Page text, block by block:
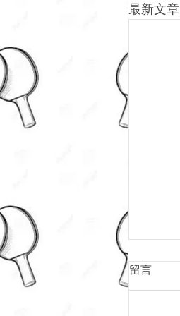
最新文章
留言